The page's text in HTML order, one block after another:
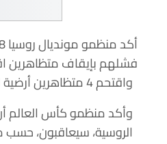
فشلهم بإيقاف متظاهرين
واقتحم 4 متظاهرين أرضية استاد لوجنيكي بموسكو، خلال الشوط الثاني من المباراة النهائية التي جمعت فرنسا وكرواتيا.
وأكد منظمو كأس العالم
الروسية، سيعاقبون،